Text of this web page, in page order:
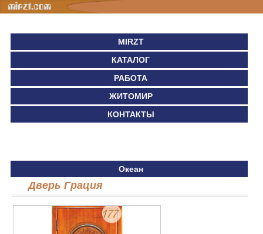
MIRZT
КАТАЛОГ
РАБОТА
ЖИТОМИР
КОНТАКТЫ
Океан
Дверь Грация